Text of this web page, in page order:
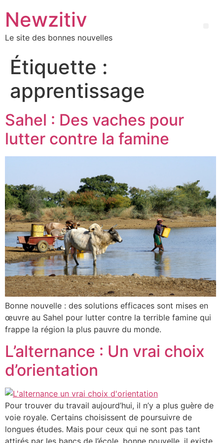
Newzitiv
Le site des bonnes nouvelles
Étiquette :
apprentissage
Sahel : Des vaches pour
lutter contre la famine
Bonne nouvelle : des solutions efficaces sont mises en
œuvre au Sahel pour lutter contre la terrible famine qui
frappe la région la plus pauvre du monde.
L’alternance : Un vrai choix
d’orientation
Pour trouver du travail aujourd’hui, il n’y a plus guère de
voie royale. Certains choisissent de poursuivre de
longues études. Mais pour ceux qui ne sont pas tant